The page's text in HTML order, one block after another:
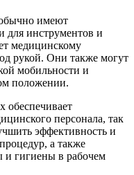
имеют
для инструментов и
медицинскому
рукой. Они также могут
мобильности и
положении.
обеспечивает
персонала, так
эффективность и
а также
и гигиены в рабочем